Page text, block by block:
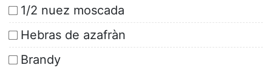
1/2 nuez moscada
Hebras de azafràn
Brandy